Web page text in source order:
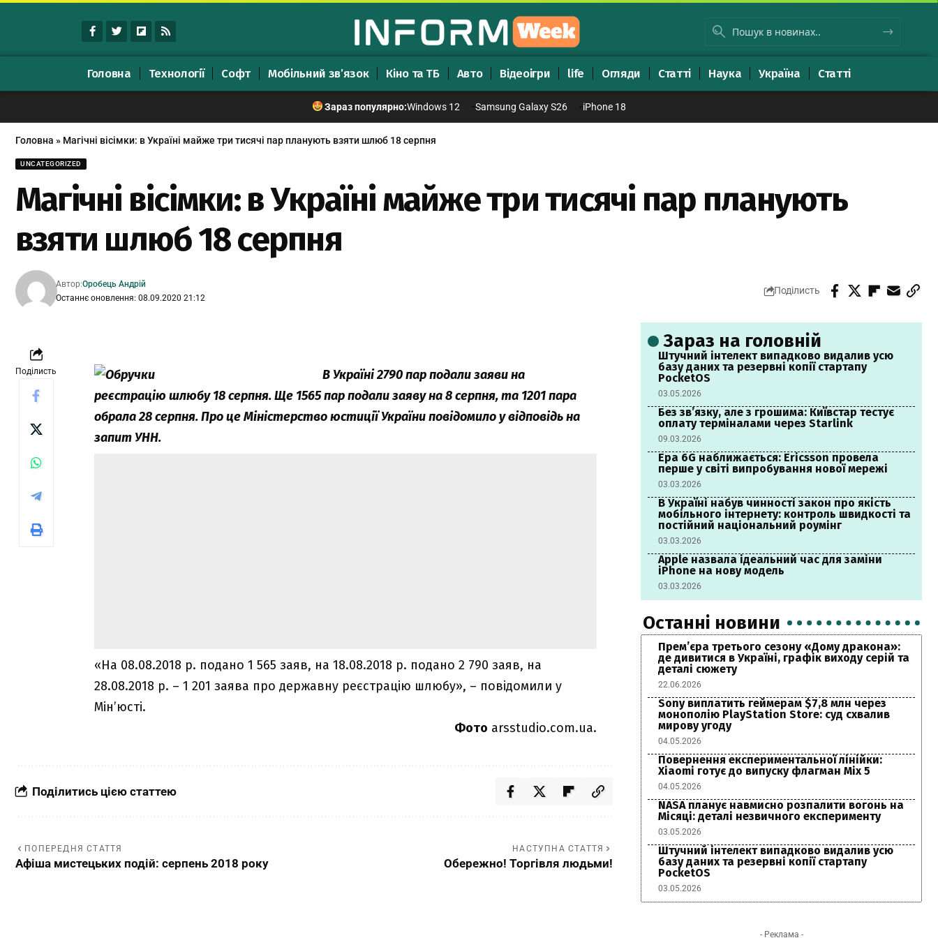
Головна Технології Софт Мобільний зв’язок Кіно та ТБ Авто Відеоігри life Огляди Статті Наука Україна Статті
Зараз популярно:Windows 12 Samsung Galaxy S26 iPhone 18
Головна » Магічні вісімки: в Україні майже три тисячі пар планують взяти шлюб 18 серпня
UNCATEGORIZED
Магічні вісімки: в Україні майже три тисячі пар планують
взяти шлюб 18 серпня
Останнє оновлення: 08.09.2020 21:12
Автор:Оробець Андрій
Поділисть
Поділисть
В Україні 2790 пар подали заяви на
реєстрацію шлюбу 18 серпня. Ще 1565 пар подали заяву на 8 серпня, та 1201 пара
обрала 28 серпня. Про це Міністерство юстиції України повідомило у відповідь на
запит УНН.
«На 08.08.2018 р. подано 1 565 заяв, на 18.08.2018 р. подано 2 790 заяв, на
28.08.2018 р. – 1 201 заява про державну реєстрацію шлюбу», – повідомили у
Мін’юсті.
Фото arsstudio.com.ua.
Поділитись цією статтею
ПОПЕРЕДНЯ СТАТТЯ
Афіша мистецьких подій: серпень 2018 року
НАСТУПНА СТАТТЯ
Обережно! Торгівля людьми!
Зараз на головній
Штучний інтелект випадково видалив усю
базу даних та резервні копії стартапу
PocketOS
03.05.2026
Без зв’язку, але з грошима: Київстар тестує
оплату терміналами через Starlink
09.03.2026
Ера 6G наближається: Ericsson провела
перше у світі випробування нової мережі
03.03.2026
В Україні набув чинності закон про якість
мобільного інтернету: контроль швидкості та
постійний національний роумінг
03.03.2026
Apple назвала ідеальний час для заміни
iPhone на нову модель
03.03.2026
Останні новини
Прем’єра третього сезону «Дому дракона»:
де дивитися в Україні, графік виходу серій та
деталі сюжету
22.06.2026
Sony виплатить геймерам $7,8 млн через
монополію PlayStation Store: суд схвалив
мирову угоду
04.05.2026
Повернення експериментальної лінійки:
Xiaomi готує до випуску флагман Mix 5
04.05.2026
NASA планує навмисно розпалити вогонь на
Місяці: деталі незвичного експерименту
03.05.2026
Штучний інтелект випадково видалив усю
базу даних та резервні копії стартапу
PocketOS
03.05.2026
- Реклама -